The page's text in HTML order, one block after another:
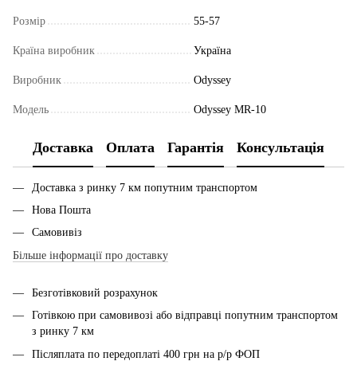
Розмір 55-57
Країна виробник Україна
Виробник Odyssey
Модель Odyssey MR-10
Доставка Оплата Гарантія Консультація
Доставка з ринку 7 км попутним транспортом
Нова Пошта
Самовивіз
Більше інформації про доставку
Безготівковий розрахунок
Готівкою при самовивозі або відправці попутним транспортом
з ринку 7 км
Післяплата по передоплаті 400 грн на р/р ФОП